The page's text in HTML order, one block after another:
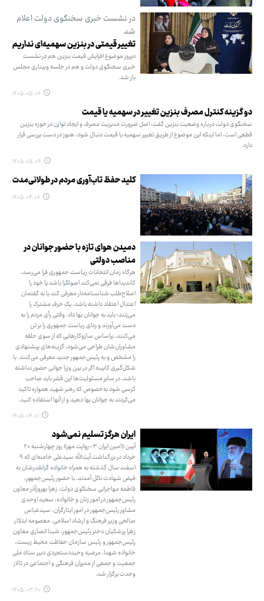
در نشست خبری سخنگوی دولت اعلام
شد
تغییر قیمتی در بنزین سهمیه‌ای نداریم
دیروز موضوع افزایش قیمت بنزین هم در نشست
خبری سخنگوی دولت و هم در جلسه وبیناری مجلس
باز شد.
۱۴۰۵.۰۵.۰۶
دو گزینه کنترل مصرف بنزین تغییر در سهمیه یا قیمت
سخنگوی دولت درباره وضعیت بنزین گفت: اصل ضرورت مدیریت مصرف و ایجاد توازن در حوزه بنزین
قطعی است، اما اینکه این موضوع از طریق تغییر سهمیه یا قیمت دنبال شود، هنوز در دست بررسی قرار
دارد.
۱۴۰۵.۰۵.۰۴
کلید حفظ تاب‌آوری مردم در طولانی‌مدت
۱۴۰۵.۰۴.۰۶
دمیدن هوای تازه با حضور جوانان در
مناصب دولتی
هرگاه زمان انتخابات ریاست جمهوری فرا می‌رسد،
کاندیداها فرقی نمی‌کند اصولگرا باشد یا خود را
اصلاح‌طلب شناسنامه‌دار معرفی کند یا به گفتمان
اعتدال اعتقاد داشته باشد، یک حرف مشترک را
می‌زنند؛ باید به جوانان بها داد. وقتی رأی مردم را به
دست می‌آورند و ردای ریاست جمهوری را بر تن
می‌کنند، براساس سازوکارهایی که از سوی حلقه
مشاوران‌شان طراحی می‌شود، گزینه‌های پیشنهادی
را مشخص و به رئیس‌جمهور جدید معرفی می‌کنند. با
شکل‌گیری کابینه اگر در بین وزرا جوانی حضور نداشته
باشد، در سایر مسئولیت‌ها این قشر باید صاحب
کرسی شود به‌خصوص که رهبر شهید همواره تاکید
می‌کردند به جوانان بها دهید و از آنها استفاده کنید.
۱۴۰۵.۰۴.۰۱
ایران هرگز تسلیم نمی‌شود
آیین «امین ایران ۳-روایت مهر» روز چهارشنبه ۲۰
خرداد در بزرگداشت آیت‌الله سیدعلی خامنه‌ای که ۹
اسفند سال گذشته به همراه خانواده گرانقدرشان به
فیض شهادت نائل آمدند، با حضور رئیس‌جمهور،
فاطمه مهاجرانی سخنگوی دولت، زهرا بهروزآذر معاون
رئیس‌جمهور در امور زنان و خانواده، سعید اوحدی
مشاور رئیس‌جمهور در امور ایثارگران، سیدعباس
صالحی وزیر فرهنگ و ارشاد اسلامی، معصومه ابتکار،
زهرا پزشکیان دختر رئیس‌جمهور، شینا انصاری معاون
رئیس‌جمهور و رئیس سازمان حفاظت محیط زیست،
خانواده شهدا، مرضیه وحیددستجردی دبیر ستاد ملی
جمعیت و جمعی از مدیران فرهنگی و اجتماعی در تالار
وحدت برگزار شد.
۱۴۰۵.۰۳.۲۰